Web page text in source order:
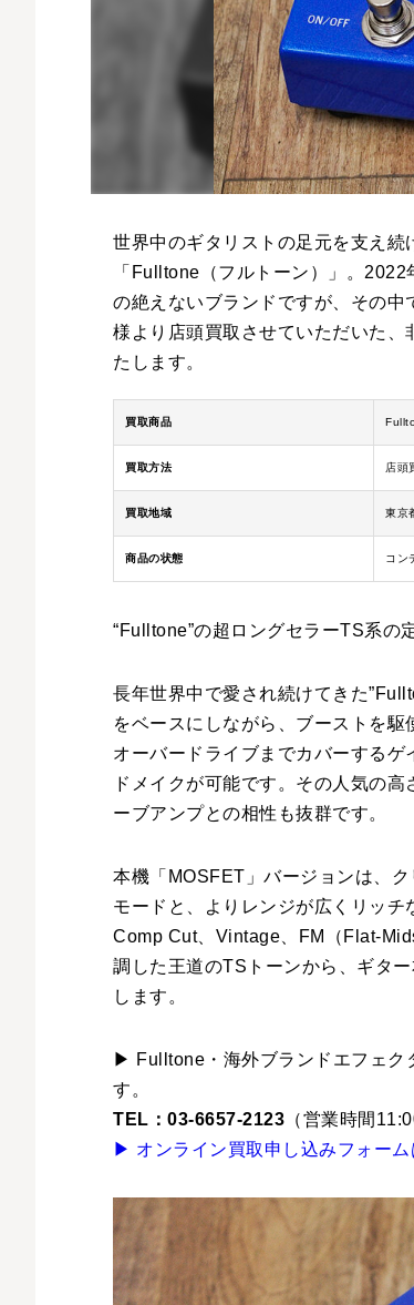
世界中のギタリストの足元を支え
「Fulltone（フルトーン）」。
の絶えないブランドですが、その
様より店頭買取させていただいた
たします。
買取商品
買取方法 店頭
買取地域 東京
商品の状態 コン
“Fulltone”の超ロングセラーTS系の
長年世界中で愛され続けてきた
をベースにしながら、ブーストを
オーバードライブまでカバーする
ドメイクが可能です。その人気の
ーブアンプとの相性も抜群です。
本機「MOSFET」バージョンは、
モードと、よりレンジが広くリッチ
Comp Cut、Vintage、FM（Flat-
調した王道のTSトーンから、ギタ
します。
▶ Fulltone・海外ブランドエフェク
す。
TEL：03-6657-2123 （営業時間
▶ オンライン買取申し込みフォーム